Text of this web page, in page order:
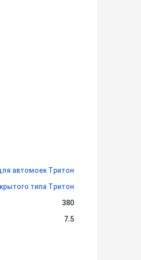
автомоек Тритон
типа Тритон
380
7.5